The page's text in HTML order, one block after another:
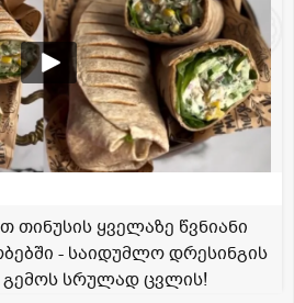
ყველაზე წვნიანი
- საიდუმლო დრესინგის
სრულად ცვლის!